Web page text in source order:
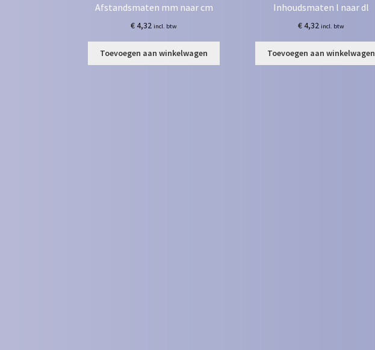
Afstandsmaten mm naar cm
€4,32 incl. btw
Toevoegen aan winkelwagen
Inhoudsmaten l naar dl
€4,32 incl. btw
Toevoegen aan winkelwagen